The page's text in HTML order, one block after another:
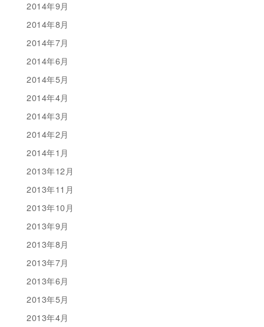
2014年9月
2014年8月
2014年7月
2014年6月
2014年5月
2014年4月
2014年3月
2014年2月
2014年1月
2013年12月
2013年11月
2013年10月
2013年9月
2013年8月
2013年7月
2013年6月
2013年5月
2013年4月